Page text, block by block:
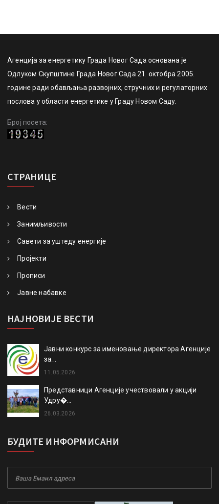
Агенција за енергетику Града Новог Сада основана је
Одлуком Скупштине Града Новог Сада 21. октобра 2005.
године ради обављања развојних, стручних и регулаторних
послова у области енергетике у Граду Новом Саду.
Број посета:
СТРАНИЦЕ
Вести
Занимљивости
Савети за уштеду енергије
Пројекти
Прописи
Јавне набавке
НАЈНОВИЈЕ ВЕСТИ
Јавни конкурс за именовање директора Агенције
за...
11.05.2026
Представници Агенције учествовали у акцији
Удру�...
26.03.2026
БУДИТЕ ИНФОРМИСАНИ